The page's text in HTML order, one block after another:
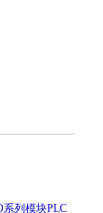
列模块PLC